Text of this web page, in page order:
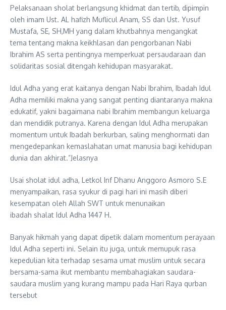
Pelaksanaan sholat berlangsung khidmat dan tertib, dipimpin
oleh imam Ust. AL hafizh Muflicul Anam, SS dan Ust. Yusuf
Mustafa, SE, SH,MH yang dalam khutbahnya mengangkat
tema tentang makna keikhlasan dan pengorbanan Nabi
Ibrahim AS serta pentingnya memperkuat persaudaraan dan
solidaritas sosial ditengah kehidupan masyarakat.
Idul Adha yang erat kaitanya dengan Nabi Ibrahim, Ibadah Idul
Adha memiliki makna yang sangat penting diantaranya makna
edukatif, yakni bagaimana nabi Ibrahim membangun keluarga
dan mendidik putranya. Karena dengan Idul Adha merupakan
momentum untuk Ibadah berkurban, saling menghormati dan
mengedepankan kemaslahatan umat manusia bagi kehidupan
dunia dan akhirat.”Jelasnya
Usai sholat idul adha, Letkol Inf Dhanu Anggoro Asmoro S.E
menyampaikan, rasa syukur di pagi hari ini masih diberi
kesempatan oleh Allah SWT untuk menunaikan
ibadah shalat Idul Adha 1447 H.
Banyak hikmah yang dapat dipetik dalam momentum perayaan
Idul Adha seperti ini. Selain itu juga, untuk memupuk rasa
kepedulian kita terhadap sesama umat muslim untuk secara
bersama-sama ikut membantu membahagiakan saudara-
saudara muslim yang kurang mampu pada Hari Raya qurban
tersebut